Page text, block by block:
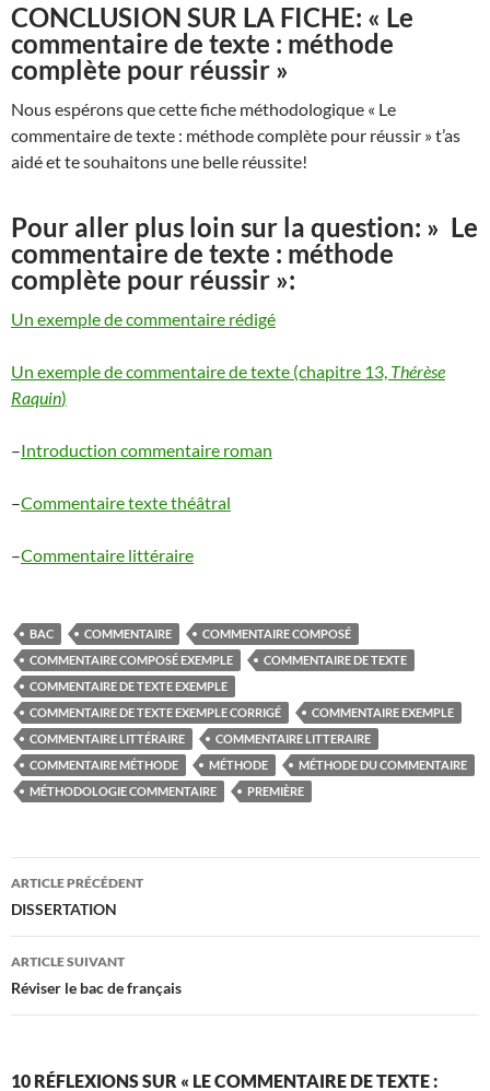
CONCLUSION SUR LA FICHE: « Le
commentaire de texte : méthode
complète pour réussir »
Nous espérons que cette fiche méthodologique « Le
commentaire de texte : méthode complète pour réussir » t’as
aidé et te souhaitons une belle réussite!
Pour aller plus loin sur la question: » Le
commentaire de texte : méthode
complète pour réussir »:
Un exemple de commentaire rédigé
Un exemple de commentaire de texte (chapitre 13, Thérèse
Raquin)
–Introduction commentaire roman
–Commentaire texte théâtral
–Commentaire littéraire
BAC COMMENTAIRE
COMMENTAIRE COMPOSÉ
COMMENTAIRE COMPOSÉ EXEMPLE
COMMENTAIRE DE TEXTE
COMMENTAIRE DE TEXTE EXEMPLE
COMMENTAIRE DE TEXTE EXEMPLE CORRIGÉ
COMMENTAIRE EXEMPLE
COMMENTAIRE LITTÉRAIRE
COMMENTAIRE LITTERAIRE
COMMENTAIRE MÉTHODE
MÉTHODE
MÉTHODE DU COMMENTAIRE
MÉTHODOLOGIE COMMENTAIRE
PREMIÈRE
Navigation
des
articles
ARTICLE PRÉCÉDENT
DISSERTATION
ARTICLE SUIVANT
Réviser le bac de français
10 RÉFLEXIONS SUR « LE COMMENTAIRE DE TEXTE :